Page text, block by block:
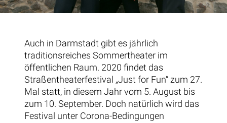
Auch in Darmstadt gibt es jährlich
traditionsreiches Sommertheater im
öffentlichen Raum. 2020 findet das
Straßentheaterfestival „Just for Fun“ zum 27.
Mal statt, in diesem Jahr vom 5. August bis
zum 10. September. Doch natürlich wird das
Festival unter Corona-Bedingungen